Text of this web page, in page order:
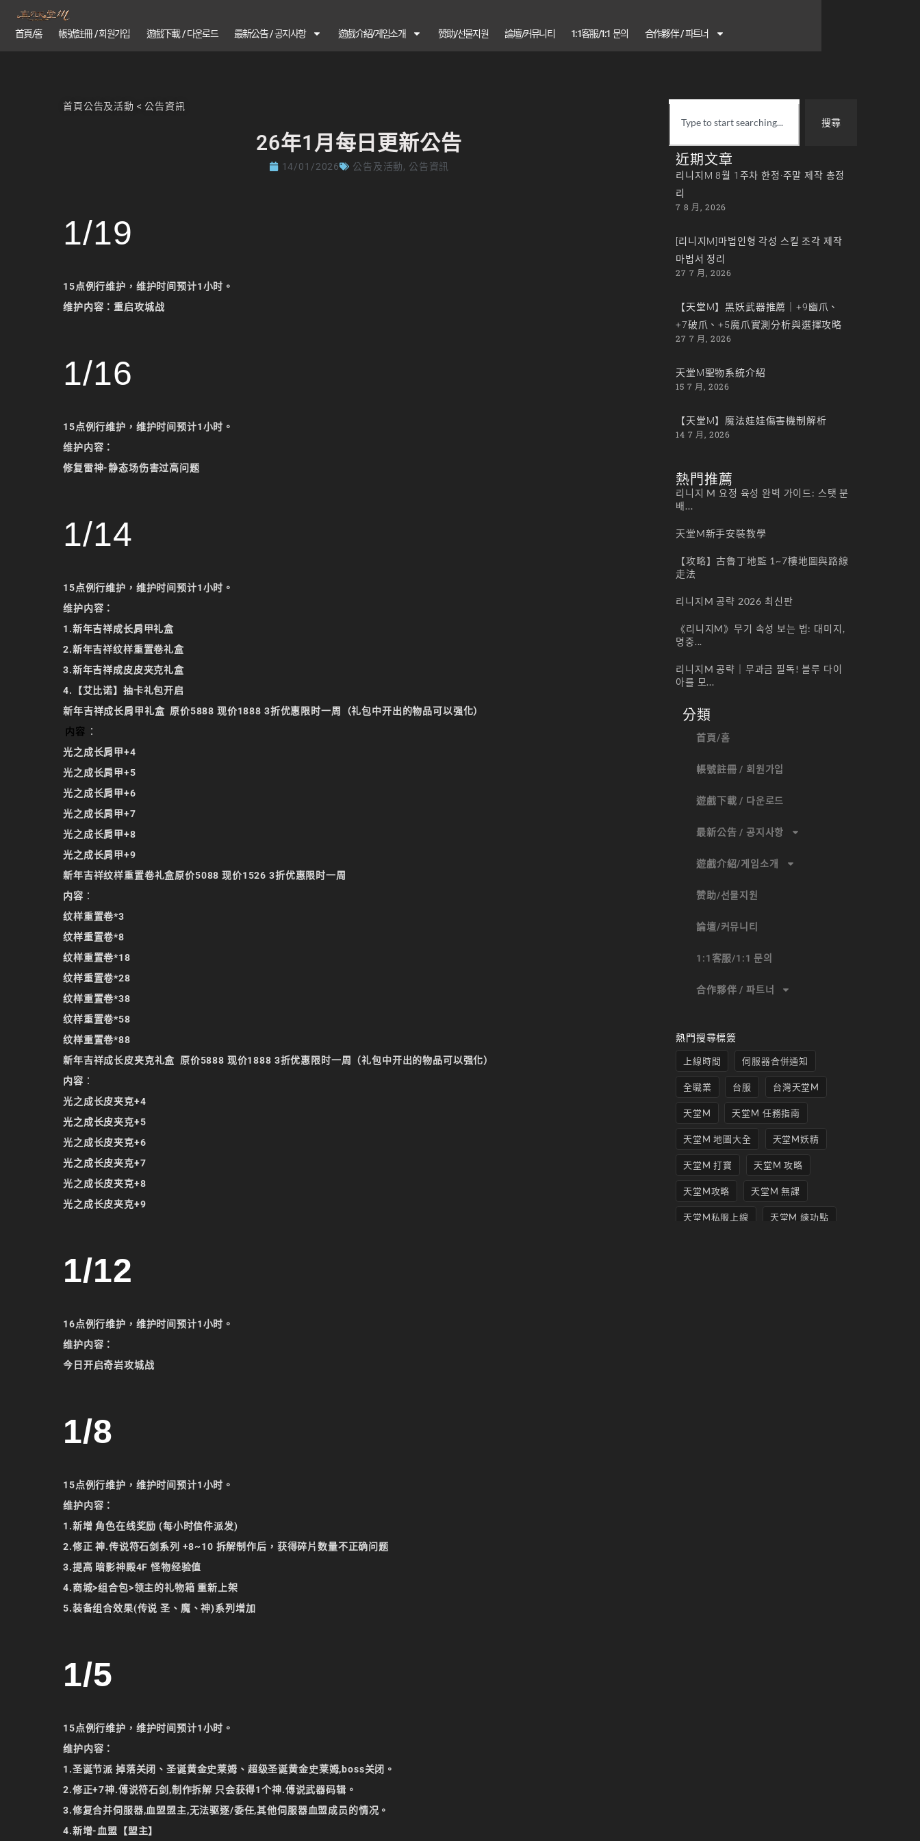
首頁/홈 帳號註冊 / 회원가입 遊戲下載 / 다운로드 最新公告 / 공지사항 遊戲介紹/게임소개 赞助/선물지원 論壇/커뮤니티 1:1客服/1:1 문의 合作夥伴 / 파트너
首頁公告及活動 <公告資訊
26年1月每日更新公告
14/01/2026 公告及活動, 公告資訊
1/19
15点例行维护，维护时间预计1小时。
维护内容：重启攻城战
1/16
15点例行维护，维护时间预计1小时。
维护内容：
修复雷神-静态场伤害过高问题
1/14
15点例行维护，维护时间预计1小时。
维护内容：
1.新年吉祥成长肩甲礼盒
2.新年吉祥纹样重置卷礼盒
3.新年吉祥成皮皮夹克礼盒
4.【艾比诺】抽卡礼包开启
新年吉祥成长肩甲礼盒 原价5888 现价1888 3折优惠限时一周（礼包中开出的物品可以强化）
内容 ：
光之成长肩甲+4
光之成长肩甲+5
光之成长肩甲+6
光之成长肩甲+7
光之成长肩甲+8
光之成长肩甲+9
新年吉祥纹样重置卷礼盒原价5088 现价1526 3折优惠限时一周
内容 ：
纹样重置卷*3
纹样重置卷*8
纹样重置卷*18
纹样重置卷*28
纹样重置卷*38
纹样重置卷*58
纹样重置卷*88
新年吉祥成长皮夹克礼盒 原价5888 现价1888 3折优惠限时一周（礼包中开出的物品可以强化）
内容 ：
光之成长皮夹克+4
光之成长皮夹克+5
光之成长皮夹克+6
光之成长皮夹克+7
光之成长皮夹克+8
光之成长皮夹克+9
1/12
16点例行维护，维护时间预计1小时。
维护内容：
今日开启奇岩攻城战
1/8
15点例行维护，维护时间预计1小时。
维护内容：
1.新增 角色在线奖励 (每小时信件派发)
2.修正 神.传说符石剑系列 +8~10 拆解制作后，获得碎片数量不正确问题
3.提高 暗影神殿4F 怪物经验值
4.商城>组合包>领主的礼物箱 重新上架
5.装备组合效果(传说 圣、魔、神)系列增加
1/5
15点例行维护，维护时间预计1小时。
维护内容：
1.圣诞节派 掉落关闭、圣诞黄金史莱姆、超级圣诞黄金史莱姆,boss关闭。
2.修正+7神.傅说符石剑,制作拆解 只会获得1个神.傅说武器码辑。
3.修复合并伺服器,血盟盟主,无法驱逐/委任,其他伺服器血盟成员的情况。
4.新增-血盟【盟主】
搜尋
近期文章
리니지M 8월 1주차 한정·주말 제작 총정
리
7 8 月, 2026
[리니지M]마법인형 각성 스킬 조각 제작
마법서 정리
27 7 月, 2026
【天堂M】黑妖武器推薦｜+9幽爪、
+7破爪、+5魔爪實測分析與選擇攻略
27 7 月, 2026
天堂M聖物系統介紹
15 7 月, 2026
【天堂M】魔法娃娃傷害機制解析
14 7 月, 2026
熱門推薦
리니지 M 요정 육성 완벽 가이드: 스탯 분
배...
天堂M新手安裝教學
【攻略】古魯丁地監 1~7樓地圖與路線
走法
리니지M 공략 2026 최신판
《리니지M》무기 속성 보는 법: 대미지,
명중...
리니지M 공략｜무과금 필독! 블루 다이
아를 모...
分類
首頁/홈
帳號註冊 / 회원가입
遊戲下載 / 다운로드
最新公告 / 공지사항
遊戲介紹/게임소개
赞助/선물지원
論壇/커뮤니티
1:1客服/1:1 문의
合作夥伴 / 파트너
熱門搜尋標簽
上線時間 伺服器合併通知
全職業 台服 台灣天堂M
天堂M 天堂M 任務指南
天堂M 地圖大全 天堂M妖精
天堂M 打寶 天堂M 攻略
天堂M攻略 天堂M 無課
天堂M私服上線 天堂M 練功點